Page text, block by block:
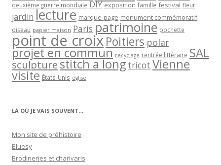
deuxième guerre mondiale DIY exposition famille festival fleur
jardin lecture marque-page monument commémoratif
oiseau papier maison Paris patrimoine pochette
point de croixPoitiers polar
projet en commun recyclage rentrée littéraire SAL
sculpturestitch a long tricot Vienne
visite États-Unis église
LÀ OÙ JE VAIS SOUVENT…
Mon site de préhistoire
Bluesy
Brodineries et charivaris